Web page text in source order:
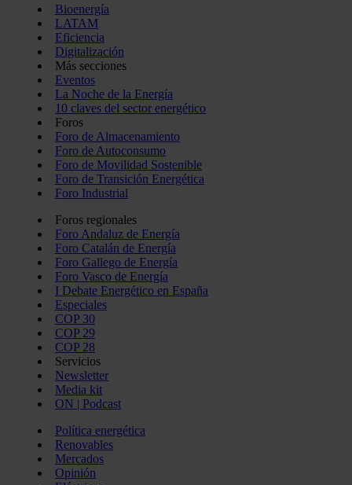
Bioenergía
LATAM
Eficiencia
Digitalización
Más secciones
Eventos
La Noche de la Energía
10 claves del sector energético
Foros
Foro de Almacenamiento
Foro de Autoconsumo
Foro de Movilidad Sostenible
Foro de Transición Energética
Foro Industrial
Foros regionales
Foro Andaluz de Energía
Foro Catalán de Energía
Foro Gallego de Energía
Foro Vasco de Energía
I Debate Energético en España
Especiales
COP 30
COP 29
COP 28
Servicios
Newsletter
Media kit
ON | Podcast
Política energética
Renovables
Mercados
Opinión